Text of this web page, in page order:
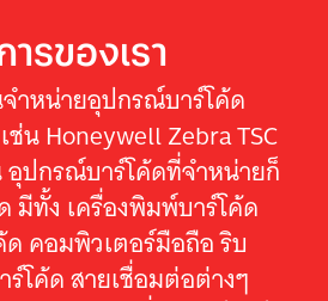
ารของเรา
ำหน่ายอุปกรณ์บาร์โค้ด
น Honeywell Zebra TSC
อุปกรณ์บาร์โค้ดที่จำหน่ายก็
มีทั้ง เครื่องพิมพ์บาร์โค้ด
ด คอมพิวเตอร์มือถือ ริบ
โค้ด สายเชื่อมต่อต่างๆ